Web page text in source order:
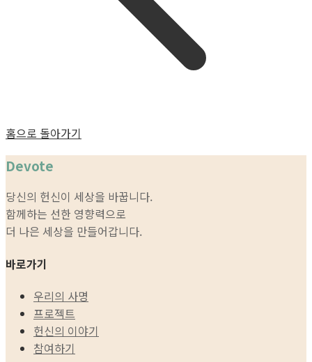
홈으로 돌아가기
Devote
당신의 헌신이 세상을 바꿉니다.
함께하는 선한 영향력으로
더 나은 세상을 만들어갑니다.
바로가기
우리의 사명
프로젝트
헌신의 이야기
참여하기